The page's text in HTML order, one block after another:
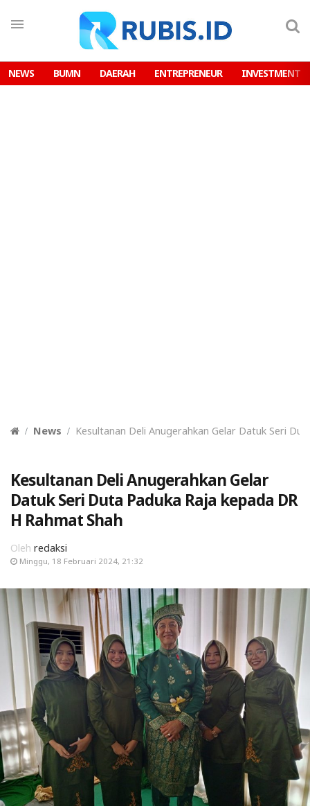
NEWS BUMN DAERAH ENTREPRENEUR INVESTMENT
News Kesultanan Deli Anugerahkan Gelar Datuk Seri
Kesultanan Deli Anugerahkan Gelar
Datuk Seri Duta Paduka Raja kepada DR
H Rahmat Shah
Oleh redaksi
Minggu, 18 Februari 2024, 21:32